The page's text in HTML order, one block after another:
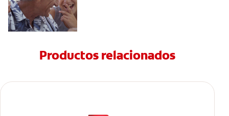
Productos relacionados